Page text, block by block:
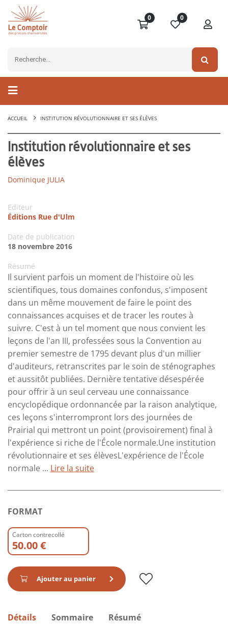
0 0
ACCUEIL INSTITUTION RÉVOLUTIONNAIRE ET SES ÉLÈVES
Institution révolutionnaire et ses
élèves
Dominique JULIA
Editeur
Éditions Rue d'Ulm
Date de publication
18 novembre 2016
Résumé
Il survient parfois un moment de l'histoire où les
scientifiques, tous domaines confondus, s'imposent
dans un même mouvement de faire le point des
connaissances acquises et de tracer les routes à
suivre. C'est à un tel moment que nous convient les
leçons de l'an III, professées sous la Convention au
premier semestre de 1795 devant plus d'un millier
d'auditeurs, retranscrites par le soin de sténographes
et aussitôt publiées. Dernière tentative désespérée
pour offrir à un seul cerveau une connaissance
encyclopédique ordonnancée par la raison analytique,
ces leçons s'interrompront lors des journées de
Prairial qui mettront un point (provisoirement) final à
l'expérience si riche de l'École normale.Une institution
révolutionnaire et ses élèvesL'expérience de l'École
normale ... Lire la suite
FORMAT
Carton contrecollé
50.00 €
Ajouter au panier
Détails Sommaire Résumé